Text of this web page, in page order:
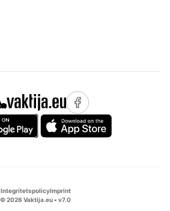
IntegritetspolicyImprint
©2026 Vaktija.eu • v7.0